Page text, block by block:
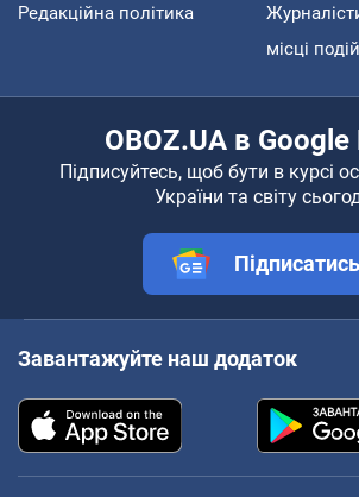
Редакційна політика
місці подій
OBOZ.UA в Google
Підписуйтесь, щоб бути в курсі
України та світу
Підписатись
Завантажуйте наш додаток